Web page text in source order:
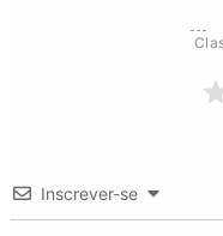
Inscrever-se